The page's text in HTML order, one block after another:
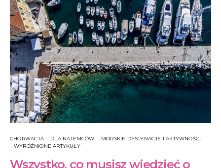
CHORWACJA DLA NAJEMCÓW
MORSKIE DESTYNACJE I AKTYWNOŚCI
WYRÓŻNIONE ARTYKUŁY
Wszystko, co musisz wiedzieć o